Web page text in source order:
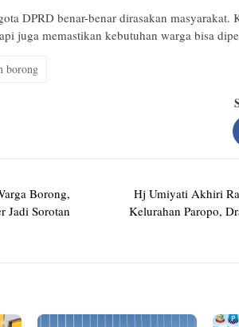
DPRD benar-benar dirasakan masyarakat.
juga memastikan kebutuhan warga bisa
borong
Borong,
Jadi Sorotan
Hj Umiyati Akhiri
Kelurahan Paropo,